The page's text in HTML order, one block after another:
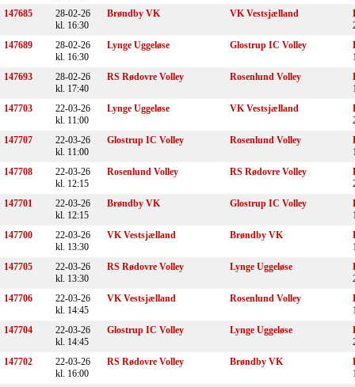
147685
28-02-26
kl. 16:30
Brøndby VK VK Vestsjælland
147689
28-02-26
kl. 16:30
Lynge Uggeløse Glostrup IC Volley
147693
28-02-26
kl. 17:40
RS Rødovre Volley Rosenlund Volley
147703
22-03-26
kl. 11:00
Lynge Uggeløse VK Vestsjælland
147707
22-03-26
kl. 11:00
Glostrup IC Volley Rosenlund Volley
147708
22-03-26
kl. 12:15
Rosenlund Volley RS Rødovre Volley
147701
22-03-26
kl. 12:15
Brøndby VK Glostrup IC Volley
147700
22-03-26
kl. 13:30
VK Vestsjælland Brøndby VK
147705
22-03-26
kl. 13:30
RS Rødovre Volley Lynge Uggeløse
147706
22-03-26
kl. 14:45
VK Vestsjælland Rosenlund Volley
147704
22-03-26
kl. 14:45
Glostrup IC Volley Lynge Uggeløse
147702
22-03-26
kl. 16:00
RS Rødovre Volley Brøndby VK